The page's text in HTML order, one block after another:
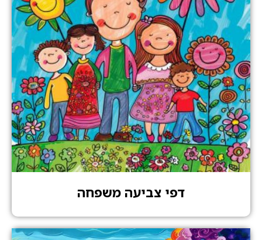
דפי צביעה משפחה